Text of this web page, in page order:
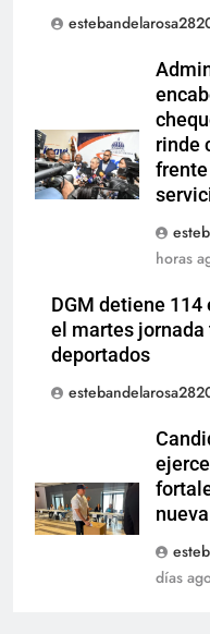
rinde
horas
DGM detiene
el martes
deportados
días